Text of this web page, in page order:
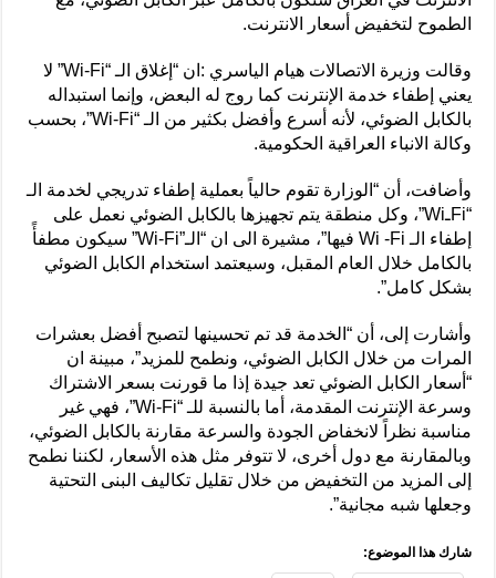
الطموح لتخفيض أسعار الانترنت.
وقالت وزيرة الاتصالات هيام الياسري :ان “إغلاق الـ “Wi-Fi” لا
يعني إطفاء خدمة الإنترنت كما روج له البعض، وإنما استبداله
بالكابل الضوئي، لأنه أسرع وأفضل بكثير من الـ “Wi-Fi”، بحسب
وكالة الانباء العراقية الحكومية.
وأضافت، أن “الوزارة تقوم حالياً بعملية إطفاء تدريجي لخدمة الـ
“FiـWi”، وكل منطقة يتم تجهيزها بالكابل الضوئي نعمل على
إطفاء الـ Wi -Fi فيها”، مشيرة الى ان “الـ”Wi-Fi” سيكون مطفأً
بالكامل خلال العام المقبل، وسيعتمد استخدام الكابل الضوئي
بشكل كامل”.
وأشارت إلى، أن “الخدمة قد تم تحسينها لتصبح أفضل بعشرات
المرات من خلال الكابل الضوئي، ونطمح للمزيد”، مبينة ان
“أسعار الكابل الضوئي تعد جيدة إذا ما قورنت بسعر الاشتراك
وسرعة الإنترنت المقدمة، أما بالنسبة للـ “Wi-Fi”، فهي غير
مناسبة نظراً لانخفاض الجودة والسرعة مقارنة بالكابل الضوئي،
وبالمقارنة مع دول أخرى، لا تتوفر مثل هذه الأسعار، لكننا نطمح
إلى المزيد من التخفيض من خلال تقليل تكاليف البنى التحتية
وجعلها شبه مجانية”.
شارك هذا الموضوع: